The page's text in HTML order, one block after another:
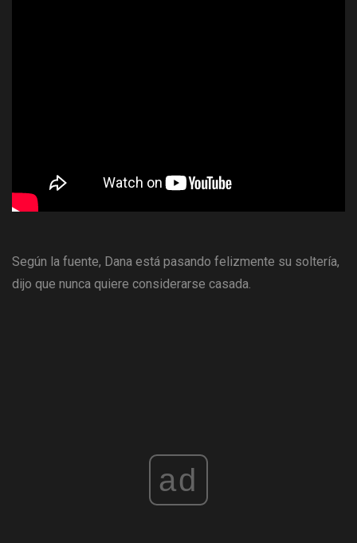
Según la fuente, Dana está pasando felizmente su soltería,
dijo que nunca quiere considerarse casada.
ad